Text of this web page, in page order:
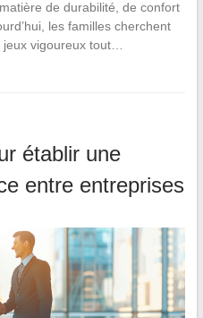
de durabilité, de confort
les familles cherchent
jeux vigoureux tout…
établir une
entre entreprises